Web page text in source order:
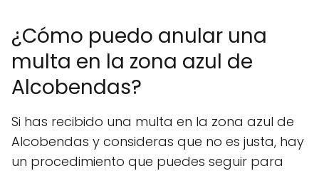
¿Cómo puedo anular una
multa en la zona azul de
Alcobendas?
Si has recibido una multa en la zona azul de
Alcobendas y consideras que no es justa, hay
un procedimiento que puedes seguir para